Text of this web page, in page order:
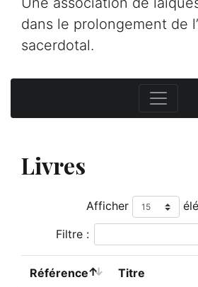
dans le prolongement de
sacerdotal.
Livres
Afficher
Filtre :
Référence Titre